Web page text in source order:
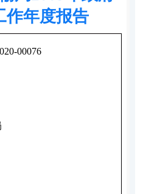
作年度报告
00076